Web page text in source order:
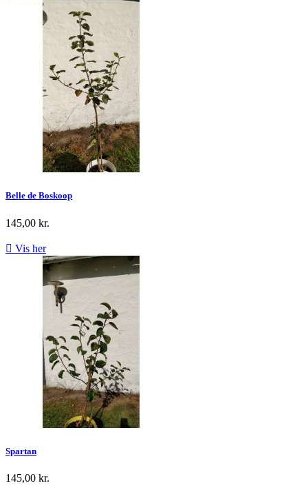
Belle de Boskoop
145,00 kr.
 Vis her
Spartan
145,00 kr.